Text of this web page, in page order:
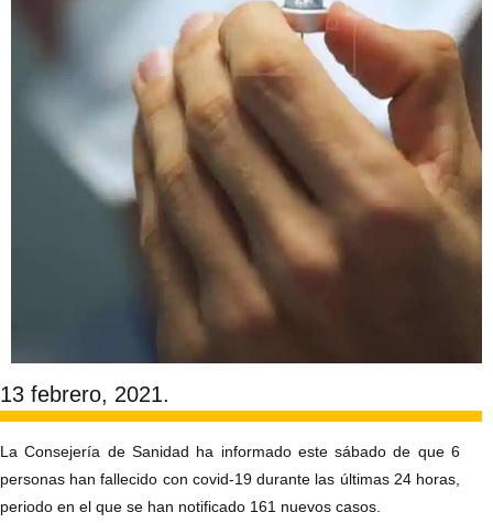
13 febrero, 2021.
La Consejería de Sanidad ha informado este sábado de que 6
personas han fallecido con covid-19 durante las últimas 24 horas,
periodo en el que se han notificado 161 nuevos casos.